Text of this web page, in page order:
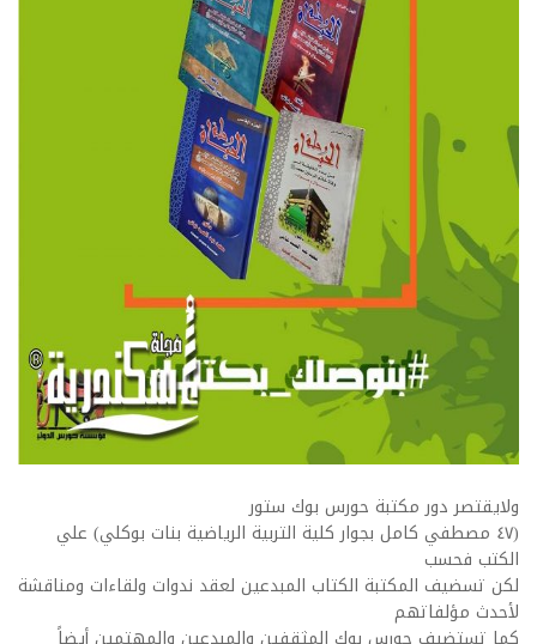
ولايقتصر دور مكتبة حورس بوك ستور
(٤٧ مصطفي كامل بجوار كلية التربية الرياضية بنات بوكلي) علي
الكتب فحسب
لكن تسضيف المكتبة الكتاب المبدعين لعقد ندوات ولقاءات ومناقشة
لأحدث مؤلفاتهم